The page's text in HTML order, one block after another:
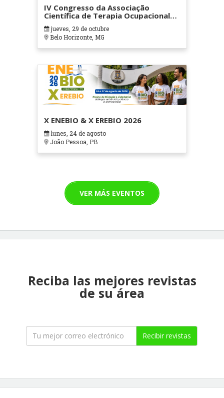
IV Congresso da Associação
Científica de Terapia Ocupacional
em Contextos Hospitalares e
Cuidados Paliativos - ATOHOSP
jueves, 29 de octubre
Belo Horizonte, MG
X ENEBIO & X EREBIO 2026
lunes, 24 de agosto
João Pessoa, PB
VER MÁS EVENTOS
Reciba las mejores revistas
de su área
Recibir revistas